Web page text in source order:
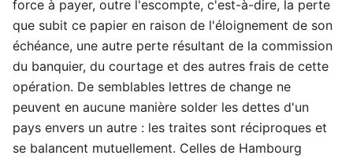
force à payer, outre l'escompte, c'est-à-dire, la perte
que subit ce papier en raison de l'éloignement de son
échéance, une autre perte résultant de la commission
du banquier, du courtage et des autres frais de cette
opération. De semblables lettres de change ne
peuvent en aucune manière solder les dettes d'un
pays envers un autre : les traites sont réciproques et
se balancent mutuellement. Celles de Hambourg